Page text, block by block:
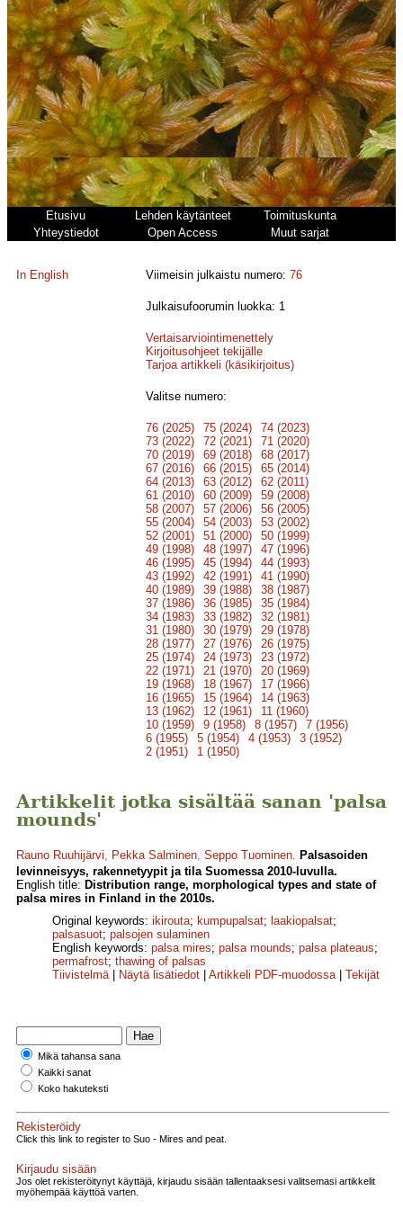
Etusivu Lehden käytänteet
Toimituskunta
Yhteystiedot
Open Access Muut sarjat
In English Viimeisin julkaistu numero:76
Julkaisufoorumin luokka: 1
Vertaisarviointimenettely
Kirjoitusohjeet tekijälle
Tarjoa artikkeli (käsikirjoitus)
Valitse numero:
76 (2025) 75 (2024)
74 (2023)
73 (2022)
72 (2021)
71 (2020)
70 (2019)
69 (2018)
68 (2017)
67 (2016)
66 (2015)
65 (2014)
64 (2013)
63 (2012)
62 (2011)
61 (2010)
60 (2009)
59 (2008)
58 (2007)
57 (2006)
56 (2005)
55 (2004)
54 (2003)
53 (2002)
52 (2001)
51 (2000)
50 (1999)
49 (1998)
48 (1997)
47 (1996)
46 (1995)
45 (1994)
44 (1993)
43 (1992)
42 (1991)
41 (1990)
40 (1989)
39 (1988)
38 (1987)
37 (1986)
36 (1985)
35 (1984)
34 (1983)
33 (1982)
32 (1981)
31 (1980)
30 (1979)
29 (1978)
28 (1977)
27 (1976)
26 (1975)
25 (1974)
24 (1973)
23 (1972)
22 (1971)
21 (1970)
20 (1969)
19 (1968)
18 (1967)
17 (1966)
16 (1965)
15 (1964)
14 (1963)
13 (1962)
12 (1961)
11 (1960)
10 (1959)
9 (1958) 8 (1957)
7 (1956)
6 (1955)
5 (1954) 4 (1953)
3 (1952)
2 (1951)
1 (1950)
Artikkelit jotka sisältää sanan 'palsa
mounds'
Rauno Ruuhijärvi, Pekka Salminen, Seppo Tuominen. Palsasoiden
levinneisyys, rakennetyypit ja tila Suomessa 2010-luvulla.
English title: Distribution range, morphological types and state of
palsa mires in Finland in the 2010s.
Original keywords: ikirouta; kumpupalsat; laakiopalsat;
palsasuot; palsojen sulaminen
English keywords: palsa mires; palsa mounds; palsa plateaus;
permafrost; thawing of palsas
Tiivistelmä| Näytä lisätiedot Artikkeli PDF-muodossa| Tekijät
Mikä tahansa sana
Kaikki sanat
Koko hakuteksti
Rekisteröidy
Click this link to register to Suo - Mires and peat.
Kirjaudu sisään
Jos olet rekisteröitynyt käyttäjä, kirjaudu sisään tallentaaksesi valitsemasi artikkelit
myöhempää käyttöä varten.